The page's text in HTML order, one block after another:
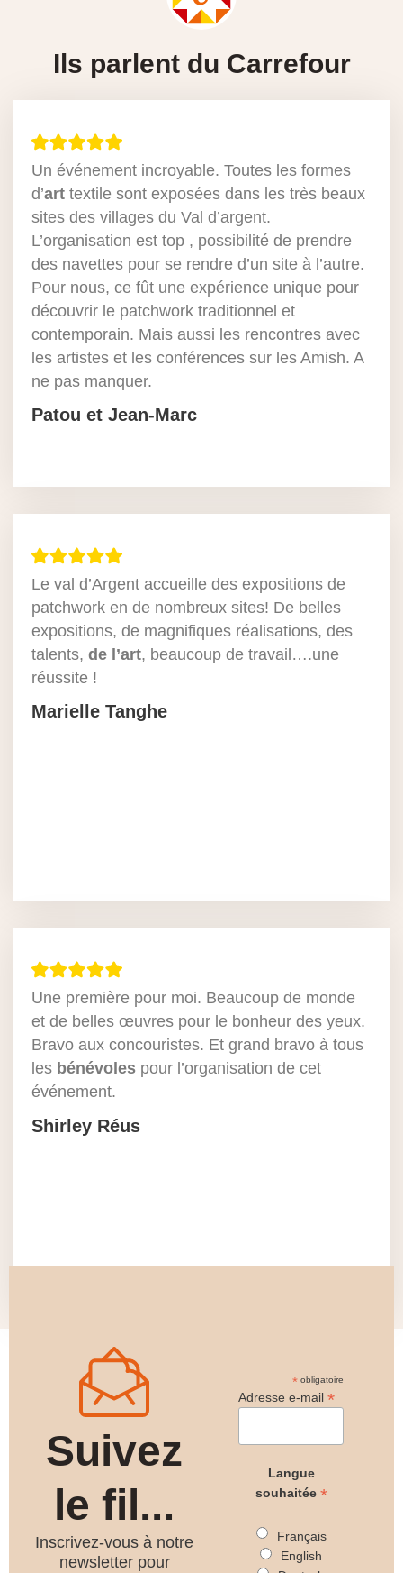
Ils parlent du Carrefour
Un événement incroyable. Toutes les formes
d’art textile sont exposées dans les très beaux
sites des villages du Val d’argent.
L’organisation est top , possibilité de prendre
des navettes pour se rendre d’un site à l’autre.
Pour nous, ce fût une expérience unique pour
découvrir le patchwork traditionnel et
contemporain. Mais aussi les rencontres avec
les artistes et les conférences sur les Amish. A
ne pas manquer.
Patou et Jean-Marc
Le val d’Argent accueille des expositions de
patchwork en de nombreux sites! De belles
expositions, de magnifiques réalisations, des
talents, de l’art, beaucoup de travail….une
réussite !
Marielle Tanghe
Une première pour moi. Beaucoup de monde
et de belles œuvres pour le bonheur des yeux.
Bravo aux concouristes. Et grand bravo à tous
les bénévoles pour l’organisation de cet
événement.
Shirley Réus
Suivez
le fil...
Inscrivez-vous à notre
newsletter pour
* obligatoire
Adresse e-mail*
Langue
souhaitée *
Français
English